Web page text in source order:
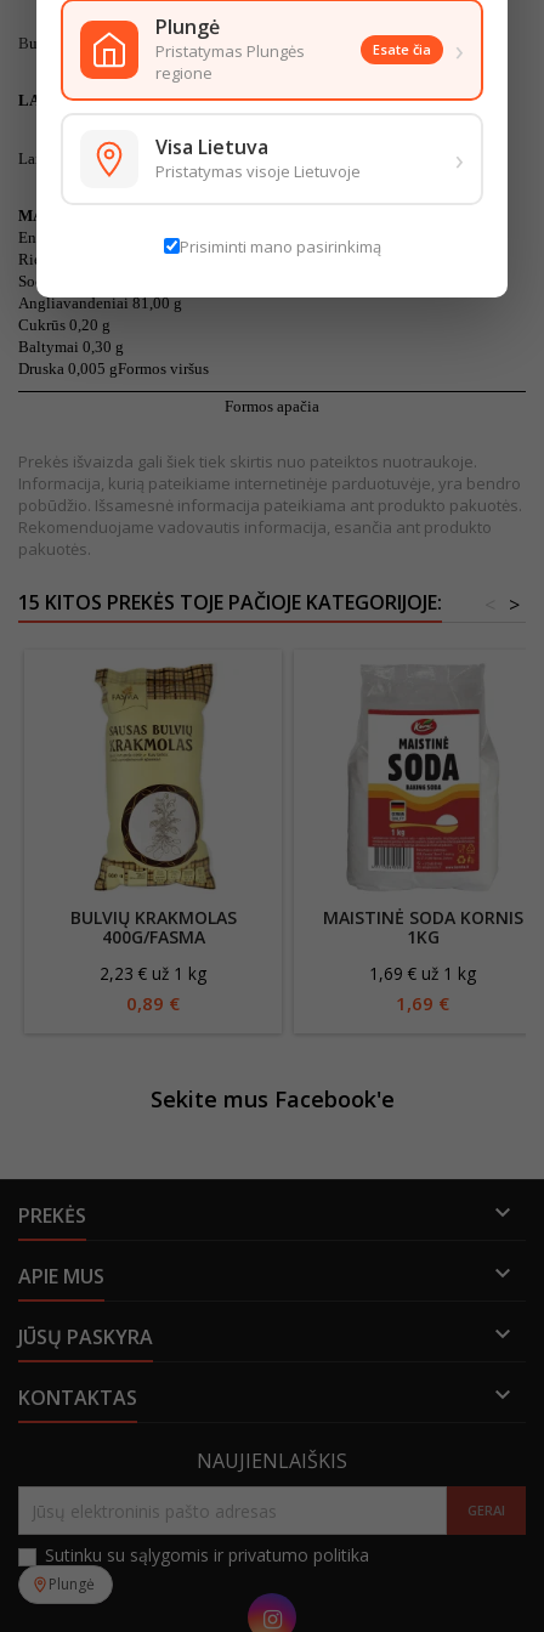
Bulvių krakmolas.
LAIKYMO SĄLYGOS
Laikymo temperatūra: nuo 0°C iki 25°C.
MAISTINĖ VERTĖ (100 g/ml)
Energinė vertė 1377,00 kJ / 324,00 Kcal
Riebalai 0,10 g
Sočiosios riebalų rūgštys 0,1 g
Angliavandeniai 81,00 g
Cukrūs 0,20 g
Baltymai 0,30 g
Druska 0,005 gFormos viršus
Formos apačia
Prekės išvaizda gali šiek tiek skirtis nuo pateiktos nuotraukoje.
Informacija, kurią pateikiame internetinėje parduotuvėje, yra bendro
pobūdžio. Išsamesnė informacija pateikiama ant produkto pakuotės.
Rekomenduojame vadovautis informacija, esančia ant produkto
pakuotės.
15 KITOS PREKĖS TOJE PAČIOJE KATEGORIJOJE: >
BULVIŲ KRAKMOLAS
400G/FASMA
2,23 € už 1 kg
0,89 €
MAISTINĖ SODA KORNIS
1KG
1,69 € už 1 kg
1,69 €
Sekite mus Facebook'e
PREKĖS 
APIE MUS 
JŪSŲ PASKYRA 
KONTAKTAS 
NAUJIENLAIŠKIS
Sutinku su sąlygomis ir privatumo politika
Instagram
Plungė
Pristatymas Plungės
regione
Esate čia ›
Visa Lietuva
Pristatymas visoje Lietuvoje ›
Prisiminti mano pasirinkimą
Plungė